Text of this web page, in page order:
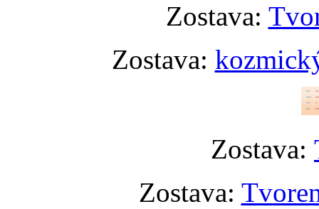
Zostava:
Zostava:
Zostava:
Zostava: